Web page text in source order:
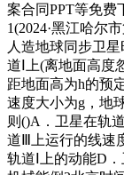
案合同PPT等免费
1(2024·黑江哈尔
人造地球同步卫
道Ⅰ上(离地面高度
距地面高为h的预
速度大小为g，地
则()A．卫星在轨
道Ⅲ上运行的线速
轨道Ⅰ上的动能D